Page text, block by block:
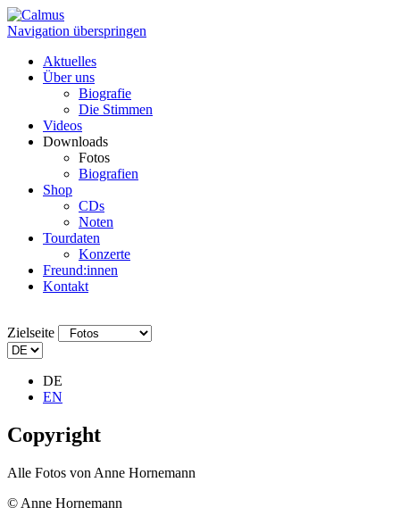
Navigation überspringen
Aktuelles
Über uns
Biografie
Die Stimmen
Videos
Downloads
Fotos
Biografien
Shop
CDs
Noten
Tourdaten
Konzerte
Freund:innen
Kontakt
Zielseite
DE
EN
Copyright
Alle Fotos von Anne Hornemann
© Anne Hornemann